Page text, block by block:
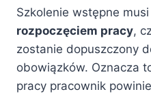
Szkolenie wstępne
rozpoczęciem pracy,
zostanie dopuszczony
obowiązków. Oznacza
pracy pracownik